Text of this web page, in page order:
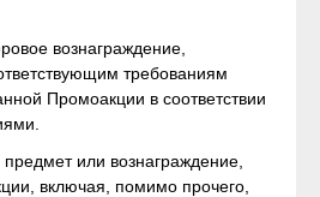
вознаграждение,
требованиям
Промоакции в соответствии
или вознаграждение,
включая, помимо прочего,